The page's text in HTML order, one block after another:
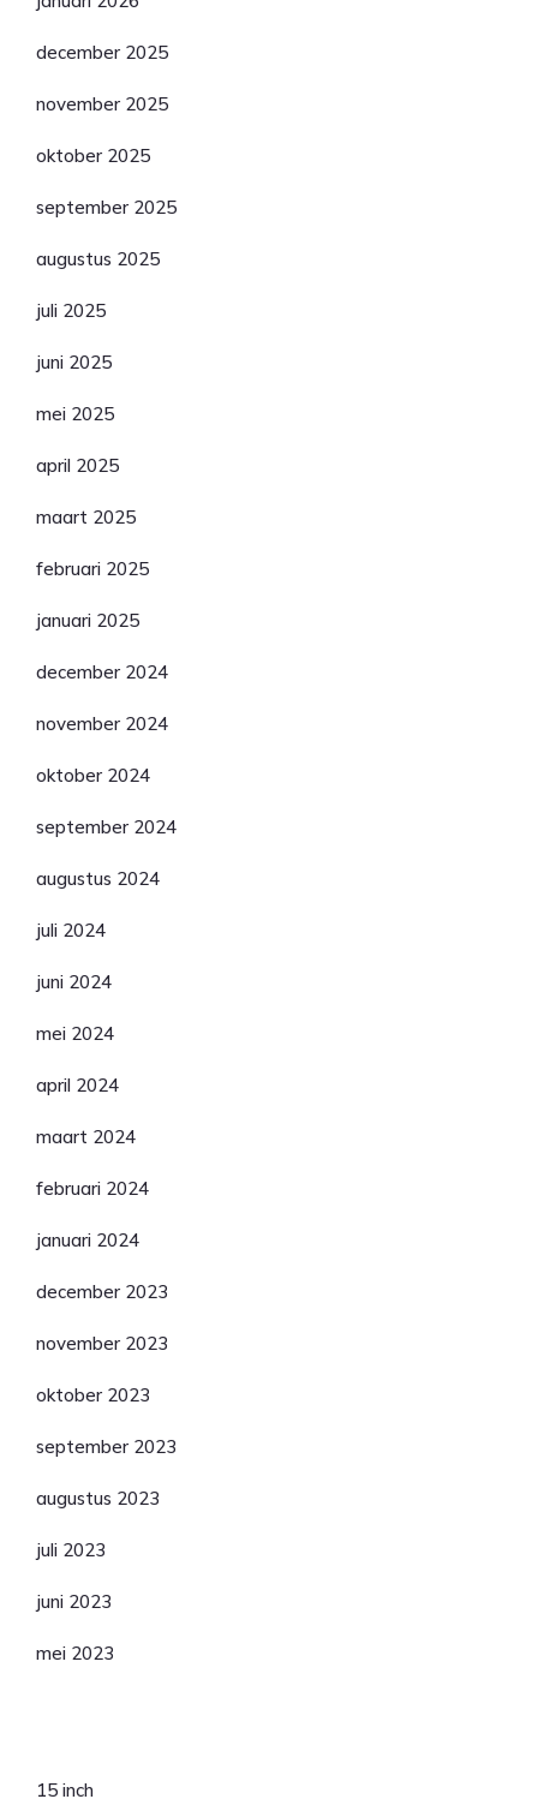
december 2025
november 2025
oktober 2025
september 2025
augustus 2025
juli 2025
juni 2025
mei 2025
april 2025
maart 2025
februari 2025
januari 2025
december 2024
november 2024
oktober 2024
september 2024
augustus 2024
juli 2024
juni 2024
mei 2024
april 2024
maart 2024
februari 2024
januari 2024
december 2023
november 2023
oktober 2023
september 2023
augustus 2023
juli 2023
juni 2023
mei 2023
15 inch